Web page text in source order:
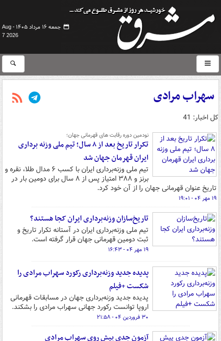
جمعه ۱۶ مرداد ۱۴۰۵ -
Aug
7 2026
سهراب مرادی
کل اخبار: 41
نودمین دوره رقابت های قهرمانی جهان؛
تکرار تاریخ بعد از ۸ سال؛ تیم ملی وزنه برداری
ایران قهرمان جهان شد
تیم ملی وزنه‌برداری ایران با کسب ۶ مدال طلا، نقره و
برنز و ۳۸۸ امتیاز پس از ۸ سال برای دومین بار در
تاریخ عنوان قهرمانی جهان را از آن خود کرد.
۱۹ مهر ۰۴ - ۱۹:۰۱
تاریخ‌سازان وزنه‌برداری ایران کجا هستند؟
تیم ملی وزنه‌برداری ایران در آستانه تکرار تاریخ و
ثبت دومین قهرمانی جهان قرار گرفته است.
۱۹ مهر ۰۴ - ۱۶:۴۳
پدیده جدید وزنه‌برداری رکورد سهراب مرادی را
شکست +فیلم
پدیده جدید وزنه‌برداری جهان در مسابقات قهرمانی
اروپا توانست رکورد جهانی سهراب مرادی را بشکند.
۳۰ فروردین ۰۴ - ۲۱:۵۸
آزمون جدی پیش روی سهراب مرادی